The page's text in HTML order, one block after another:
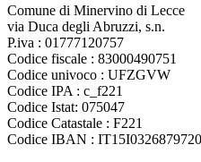
Comune di Minervino di Lecce
via Duca degli Abruzzi, s.n.
P.iva : 01777120757
Codice fiscale : 83000490751
Codice univoco : UFZGVW
Codice IPA : c_f221
Codice Istat: 075047
Codice Catastale : F221
Codice IBAN :